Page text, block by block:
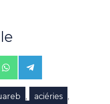
Share
on
WhatsApp
Share
on
Telegram
, aciéries ,